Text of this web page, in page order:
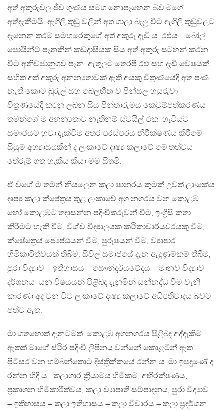
අත් අකුරුවල ජීව ගුණය සමග නොපෑහෙන බව මගේ
අත්දැකීමයි. ඇගිලි තුඩු වලින් අත ගාලා බැලූ විට ඇගිලි තුඩුවලට
දැනෙන තරම් සමහරෙකුගේ අත් අකුරු දැඩි ය. රළුය. බෝල්
පොයින්ට් පෑනකින් කඩදාසියක සිය අත් අකුරු සටහන් කරන
විට අනිච්ඡානුගව පෑන ඇතුලට තෙරපී රළු සහ දැඩි වේෂයක්
සහිත අත් අකුරු අනන්‍යතාවක් ඇති අයකු චිත්‍රණයේදී අත පණ
නැති කොට බුරුල් සහ බෙලහීන ව පින්සල හසුරුවා
චිත්‍රණයේදී කරනු ලබන සිය පින්තාරුමය කෙටුම්පත්කරණය
තමන්ගේ ම අනන්‍යතාව නැතිනම් ස්ටයිල් එක හැටියට
සමාජයට හුවා දැක්වීම අතර පරස්පරය නිරීක්ෂණය කිරීමේ
සියුම් අභ්‍යාසයකින් ද ලංකාවේ දෘෂ්‍ය කලාවේ මේ තත්වය
තේරුම් ගත හැකිය කියා මම සිතමි.
ඒ වගේ ම තමන් නියලෙන කලා ෂානරය කුමක් උවත් ලාංකේය
දෘෂ්‍ය කලා ක්ෂේත්‍රය තුළ ලංකාවේ අග නගරය වන කොළඹ
හෝ කොළඹට තදාසන්න පදිංචිකරුවන් වීම, ඉංග්‍රීසි කතා
කිරීමට හැකි වීම, විශ්ව විද්‍යාලයක කථිකාචාර්යවරයකු වීම,
ක්ෂේත්‍රෙය් ජ්‍යෙෂ්ඨයන් වීම, පුරුෂයන් වීම, ව්‍යාපාර
හිමිකාරීත්වයක් තිබීම, සිවිල් සමාජයේ දැන ඇදුණුම්කම් තිබීම,
පුරා විද්‍යාව – ඉතිහාසය – සෞන්දර්යවේදය – මානව විද්‍යාව –
දර්ශනය යන විෂයයන් පිළිබද දැනුමින් සන්නද්ධ වීම වැනි
කාරණා අද වන විට ලංකාවේ දෘෂ්‍ය කලාවේ අධිපතිවාදය බවට
පත්ව ඇත.
මා ගතහොත් දැනටමත් කොළඹ අගනගරය පිළිබද අද්දැකීම්
ඇතත් මාගේ ස්ථිර පදිංචි ලිපිනය වන්නේ කොළඹින් ඈත
පිටිසර වන හම්බන්තොට දිස්ත්‍රික්කයේ රන්න ය. මා ඉපදුණේ ද
රන්න හිදී ය. කලාගාර ක්‍රියාමය හිමිකම, අභිරක්ෂණය,
ප්‍රකාශන හිමිකාරීත්වය, කලා ව්‍යාපෘති සම්පාදනය, පුරා විද්‍යාව
– ඉතිහාසය – කලා ඉතිහාසය – කලා විචාරය – කලා ප්‍රදර්ශන